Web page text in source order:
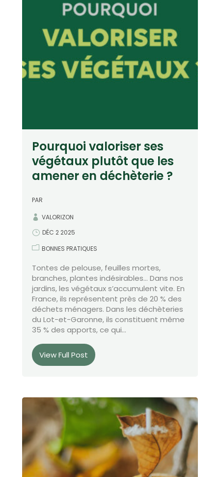
Pourquoi valoriser ses
végétaux plutôt que les
amener en déchèterie ?
PAR
VALORIZON
DÉC 2 2025
BONNES PRATIQUES
Tontes de pelouse, feuilles mortes,
branches, plantes indésirables… Dans nos
jardins, les végétaux s’accumulent vite. En
France, ils représentent près de 20 % des
déchets ménagers. Dans les déchèteries
du Lot-et-Garonne, ils constituent même
35 % des apports, ce qui...
View Full Post